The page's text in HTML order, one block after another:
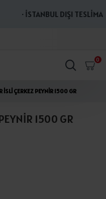
· İSTANBUL DIŞI
0
İSLİ ÇERKEZ PEYNİR 1500 GR
1500 GR